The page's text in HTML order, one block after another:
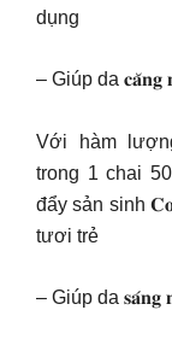
dụng
– Giúp da 𝐜𝐚̆𝐧𝐠
Với hàm lượng
trong 1 chai
đẩy sản sinh
tươi trẻ
– Giúp da 𝐬𝐚́𝐧𝐠